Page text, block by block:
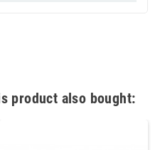
product also bought: